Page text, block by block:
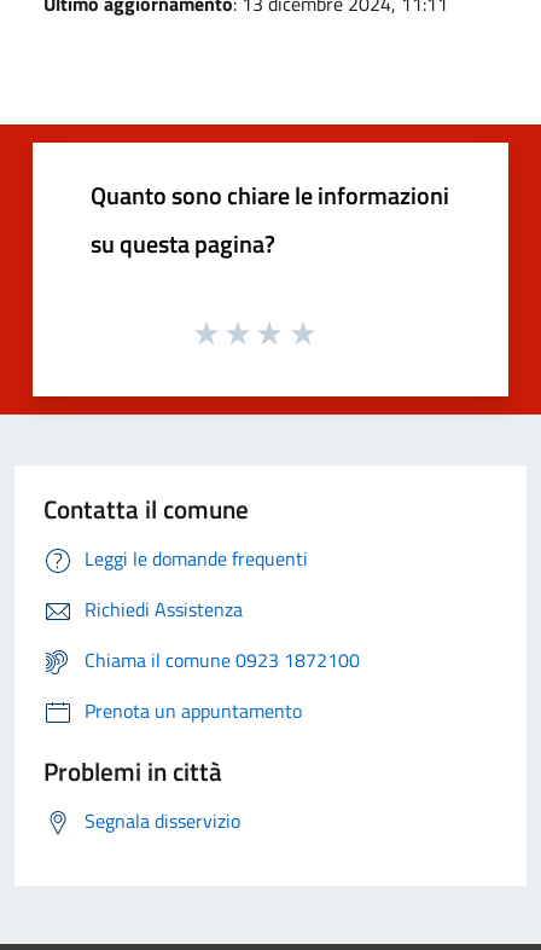
Quanto sono chiare le informazioni
su questa pagina?
Contatta il comune
Leggi le domande frequenti
Richiedi Assistenza
Chiama il comune 0923 1872100
Prenota un appuntamento
Problemi in città
Segnala disservizio